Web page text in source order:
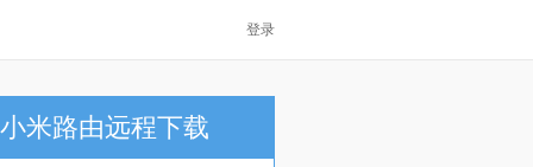
登录
小米路由远程下载